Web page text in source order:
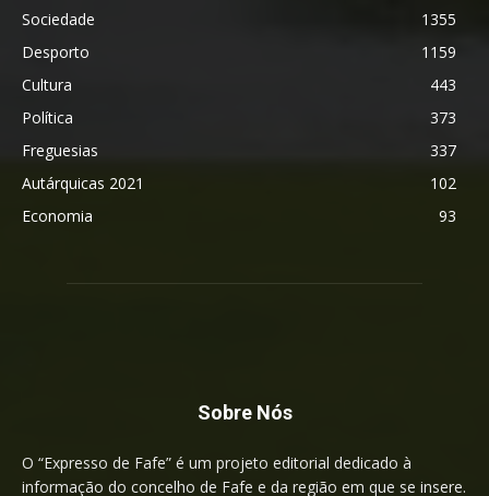
Sociedade
1355
Desporto
1159
Cultura
443
Política
373
Freguesias
337
Autárquicas 2021
102
Economia
93
Sobre Nós
O “Expresso de Fafe” é um projeto editorial dedicado à
informação do concelho de Fafe e da região em que se insere.